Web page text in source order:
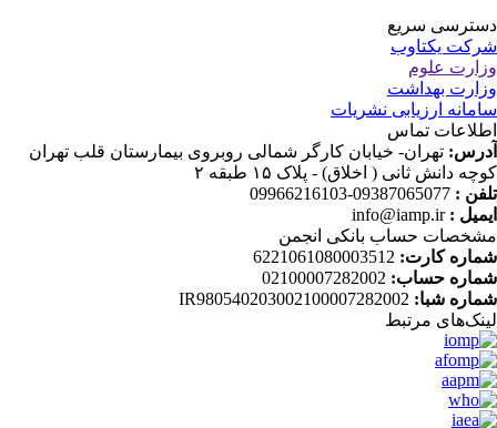
سریع
یکتاوب
علوم
بهداشت
ارزیابی نشریات
تماس
تهران- خیابان کارگر شمالی روبروی بیمارستان قلب تهران
دانش ثانی ( اخلاق) - پلاک ۱۵ طبقه ۲
:
09387065077-09966216103
:
info@iamp.ir
حساب بانکی انجمن
کارت:6221061080003512
حساب:02100007282002
شبا:IR980540203002100007282002
مرتبط